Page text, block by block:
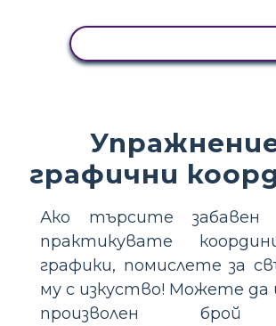
графични
Ако търсите забавен
практикувате
графики, помислете за
му с изкуство! Можете да
произволен брой